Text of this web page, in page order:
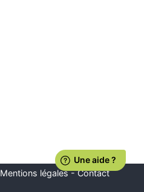
Mentions légales-Contact